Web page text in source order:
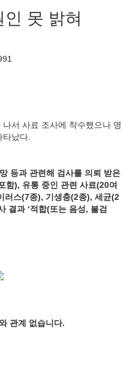
못 밝혀
서 사료 조사에 착수했으나 명
났다.
등과 관련해 검사를 의뢰 받은
함), 유통 중인 관련 사료(20여
러스(7종), 기생충(2종), 세균(2
결과 ‘적합(또는 음성, 불검
관계 없습니다.